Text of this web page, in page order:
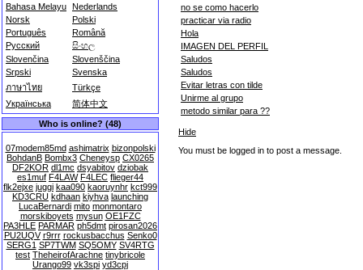
Bahasa Melayu Nederlands
Norsk
Polski
Português
Română
Русский
සිංහල
Slovenčina
Slovenščina
Srpski
Svenska
ภาษาไทย
Türkçe
Українська
简体中文
Who is online? (48)
07modem85md ashimatrix bizonpolski
BohdanB Bombx3 Cheneysp CX0265
DF2KOR dl1mc dsyabitov dziobak
es1muf F4LAW F4LEC flieger44
flk2ejxe juggi kaa090 kaoruynhr kct999
KD3CRU kdhaan kiyhva launching
LucaBernardi mito monmontaro
morskiboyets mysun OE1FZC
PA3HLE PARMAR ph5dmt pirosan2026
PU2UQV r9rrr rockusbacchus Senko0
SERG1 SP7TWM SQ5OMY SV4RTG
test TheheirofArachne tinybricole
Urango99 vk3spi yd3cpj
no se como hacerlo
practicar via radio
Hola
IMAGEN DEL PERFIL
Saludos
Saludos
Evitar letras con tilde
Unirme al grupo
metodo similar para ??
Hide
You must be logged in to post a message.